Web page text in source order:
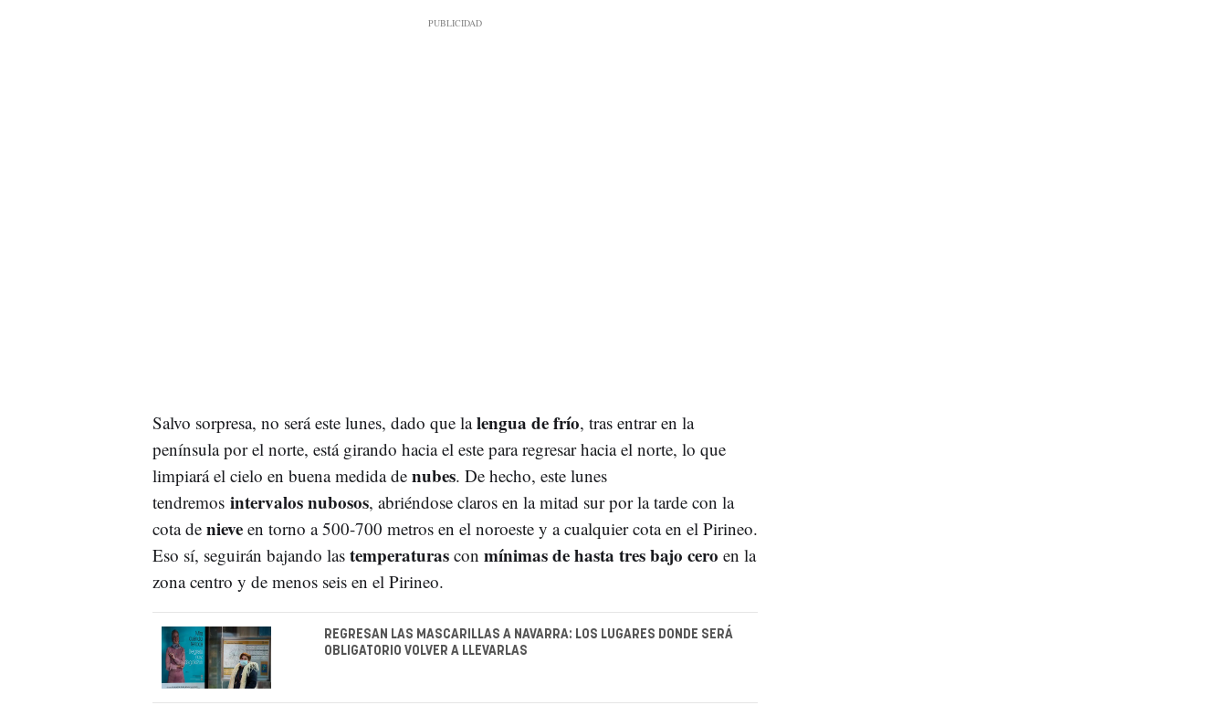
Salvo sorpresa, no será este lunes, dado que lalengua de frío, tras entrar en la
península por el norte, está girando hacia el este para regresar hacia el norte, lo que
limpiará el cielo en buena medida de nubes. De hecho, este lunes
tendremosintervalos nubosos, abriéndose claros en la mitad sur por la tarde con la
cota de nieve en torno a 500-700 metros en el noroeste y a cualquier cota en el Pirineo.
Eso sí, seguirán bajando las temperaturas con mínimas de hasta tres bajo cero en la
zona centro y de menos seis en el Pirineo.
REGRESAN LAS MASCARILLAS A NAVARRA: LOS LUGARES DONDE SERÁ
OBLIGATORIO VOLVER A LLEVARLAS